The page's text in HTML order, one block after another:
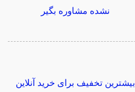
نشده مشاوره بگیر
بیشترین تخفیف برای خرید آنلاین